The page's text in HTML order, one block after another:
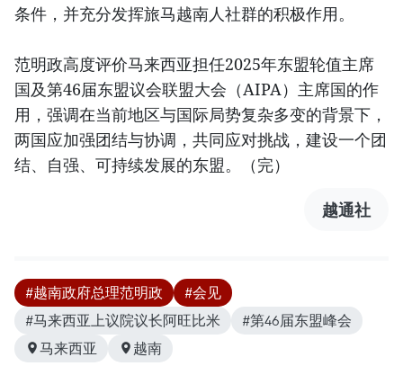
条件，并充分发挥旅马越南人社群的积极作用。
范明政高度评价马来西亚担任2025年东盟轮值主席
国及第46届东盟议会联盟大会（AIPA）主席国的作
用，强调在当前地区与国际局势复杂多变的背景下，
两国应加强团结与协调，共同应对挑战，建设一个团
结、自强、可持续发展的东盟。（完）
越通社
#越南政府总理范明政
#会见
#马来西亚上议院议长阿旺比米
#第46届东盟峰会
马来西亚
越南